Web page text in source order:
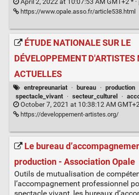
https://www.opale.asso.fr/article538.html
ÉTUDE NATIONALE SUR LE
DÉVELOPPEMENT D'ARTISTES
ACTUELLES
entrepreunariat · bureau · production
spectacle_vivant
· secteur_culturel ·
October 7, 2021 at 10:38:12 AM GMT+2
https://developpement-artistes.org/
Le bureau
production - Association Opale
Outils de mutualisation de
l’accompagnement professionnel
spectacle vivant, les bureaux